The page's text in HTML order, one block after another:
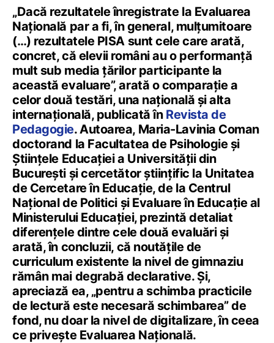
„Dacă rezultatele înregistrate la Evaluarea
Națională par a fi, în general, mulțumitoare
(…) rezultatele PISA sunt cele care arată,
concret, că elevii români au o performanță
mult sub media ţărilor participante la
această evaluare”, arată o comparație a
celor două testări, una națională și alta
internațională, publicată înRevista de
Pedagogie. Autoarea, Maria-Lavinia Coman
doctorand la Facultatea de Psihologie și
Științele Educației a Universității din
București și cercetător ştiinţific la Unitatea
de Cercetare în Educaţie, de la Centrul
Naţional de Politici şi Evaluare în Educaţie al
Ministerului Educației, prezintă detaliat
diferențele dintre cele două evaluări și
arată, în concluzii, că noutățile de
curriculum existente la nivel de gimnaziu
rămân mai degrabă declarative. Și,
apreciază ea, „pentru a schimba practicile
de lectură este necesară schimbarea” de
fond, nu doar la nivel de digitalizare, în ceea
ce privește Evaluarea Națională.